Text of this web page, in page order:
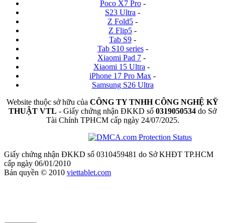
Poco X7 Pro-
S23 Ultra -
Z Fold5 -
Z Flip5 -
Tab S9 -
Tab S10 series-
Xiaomi Pad 7 -
Xiaomi 15 Ultra -
iPhone 17 Pro Max -
Samsung S26 Ultra
Website thuộc sở hữu của CÔNG TY TNHH CÔNG NGHỆ KỸ
THUẬT VTL - Giấy chứng nhận ĐKKD số 0319050534 do Sở
Tài Chính TPHCM cấp ngày 24/07/2025.
Giấy chứng nhận ĐKKD số 0310459481 do Sở KHĐT TP.HCM
cấp ngày 06/01/2010
Bản quyền © 2010 viettablet.com